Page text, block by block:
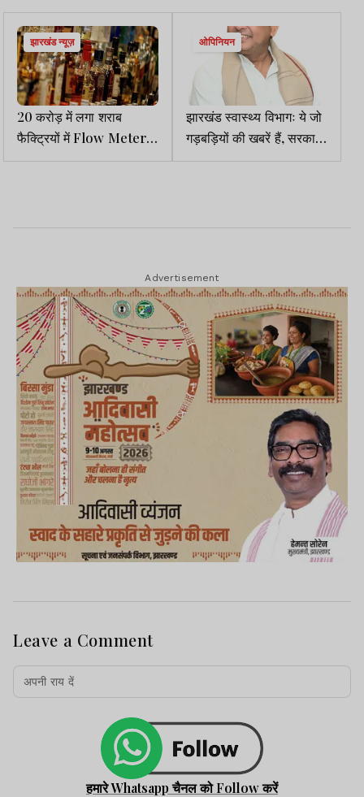
झारखंड न्यूज़
20 करोड़ में लगा शराब
फैक्ट्रियों में Flow Meter,
5 लाख मेंटेनेंस चार्ज, मगर
ओपिनियन
झारखंड स्वास्थ्य विभागः ये जो
गड़बड़ियों की खबरें हैं, सरकार
का सिरदर्द बनेगा
Advertisement
Leave a Comment
हमारे Whatsapp चैनल को Follow करें